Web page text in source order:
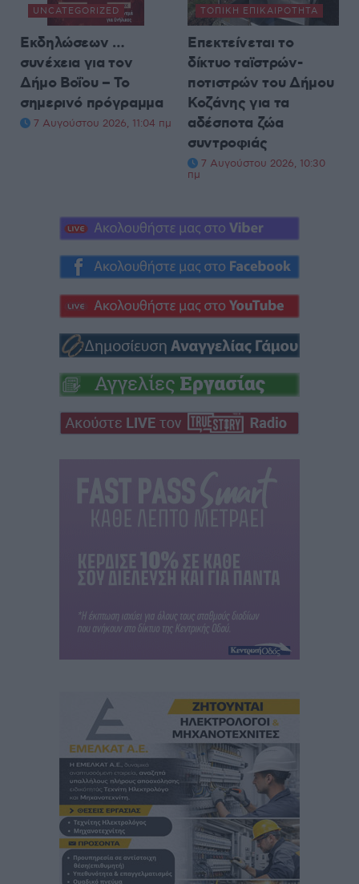
UNCATEGORIZED
Εκδηλώσεων …
συνέχεια για τον
Δήμο Βοΐου – Το
σημερινό πρόγραμμα
7 Αυγούστου 2026, 11:04 πμ
ΤΟΠΙΚΉ ΕΠΙΚΑΙΡΌΤΗΤΑ
Επεκτείνεται το
δίκτυο ταϊστρών-
ποτιστρών του Δήμου
Κοζάνης για τα
αδέσποτα ζώα
συντροφιάς
7 Αυγούστου 2026, 10:30
πμ